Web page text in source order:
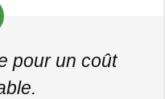
pour un coût